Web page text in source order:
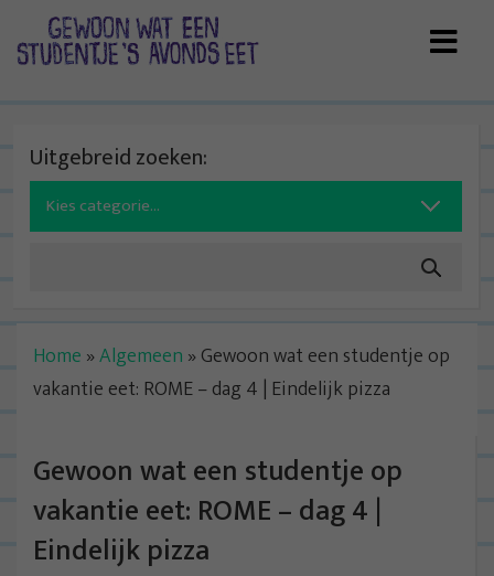
Uitgebreid zoeken:
Search
for:
Home »Algemeen » Gewoon wat een studentje op
vakantie eet: ROME – dag 4 | Eindelijk pizza
Gewoon wat een studentje op
vakantie eet: ROME – dag 4 |
Eindelijk pizza